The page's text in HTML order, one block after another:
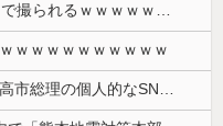
【画像】24歳の人妻さん、露天風呂で撮られるｗｗｗｗｗｗｗｗｗｗｗｗｗｗｗｗｗ
ｗｗｗｗｗｗｗｗｗｗ
【速報】森山裕・自民党前幹事長「高市総理の個人的なSNS投稿が習近平主席を怒らせた」